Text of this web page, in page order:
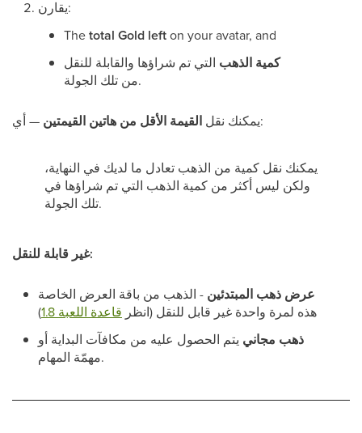
يقارن:
Thetotal Gold lefton your avatar, and
كمية الذهب التي تم شراؤها والقابلة للنقل
من تلك الجولة.
يمكنك نقل القيمة الأقل من هاتين القيمتين — أي:
يمكنك نقل كمية من الذهب تعادل ما لديك في النهاية،
ولكن ليس أكثر من كمية الذهب التي تم شراؤها في
تلك الجولة.
غير قابلة للنقل:
عرض ذهب المبتدئين - الذهب من باقة العرض الخاصة
هذه لمرة واحدة غير قابل للنقل (انظر قاعدة اللعبة 1.8 )
ذهب مجاني يتم الحصول عليه من مكافآت البداية أو
مهمّة المهام.